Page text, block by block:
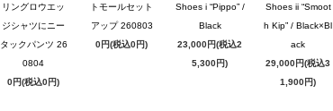
リングロウエッ
ジシャツにニー
タックパンツ 26
0804
0円(税込0円)
トモールセット
アップ 260803
0円(税込0円)
Shoes i “Pippo” /
Black
23,000円(税込2
5,300円)
Shoes ii “Smoot
h Kip” / Black×Bl
ack
29,000円(税込3
1,900円)